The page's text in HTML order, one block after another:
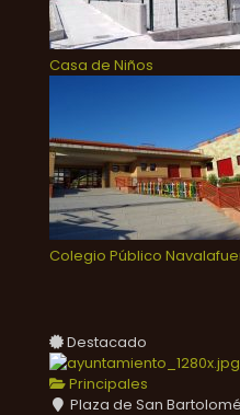
Casa de Niños
Colegio Público
Destacado
Principales
Plaza de San